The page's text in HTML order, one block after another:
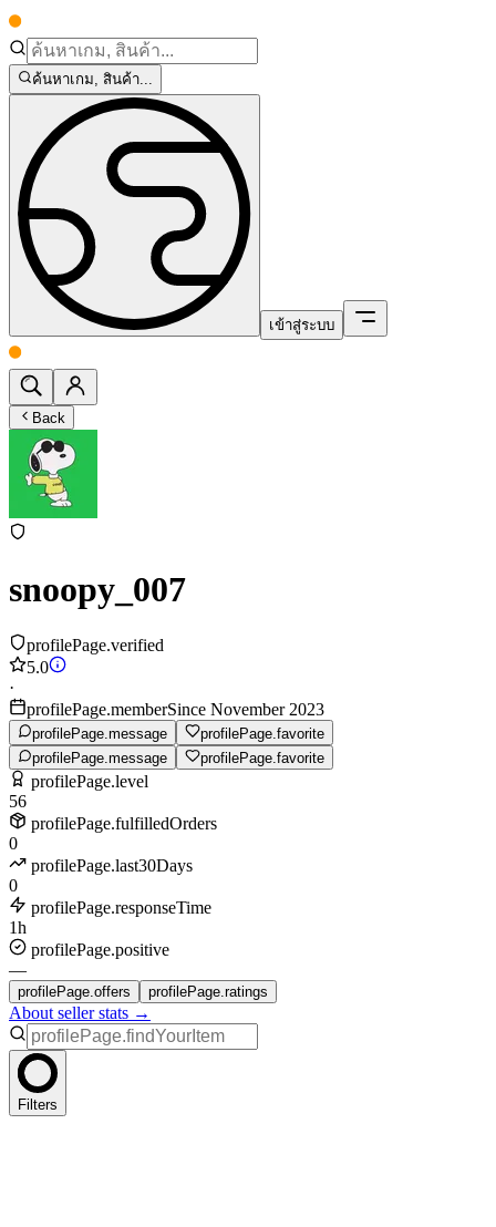
ค้นหาเกม, สินค้า...
เข้าสู่ระบบ
Back
snoopy_007
profilePage.verified
5.0
·
profilePage.memberSince November 2023
profilePage.message
profilePage.favorite
profilePage.message
profilePage.favorite
profilePage.level
56
profilePage.fulfilledOrders
0
profilePage.last30Days
0
profilePage.responseTime
1h
profilePage.positive
—
profilePage.offers profilePage.ratings
About seller stats →
Filters